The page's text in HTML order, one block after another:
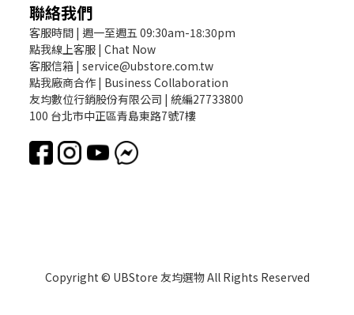
聯絡我們
客服時間 | 週一至週五 09:30am-18:30pm
點我線上客服 | Chat Now
客服信箱 | service@ubstore.com.tw
點我廠商合作 | Business Collaboration
友均數位行銷股份有限公司 | 統編27733800
100 台北市中正區青島東路7號7樓
Copyright © UBStore 友均選物 All Rights Reserved